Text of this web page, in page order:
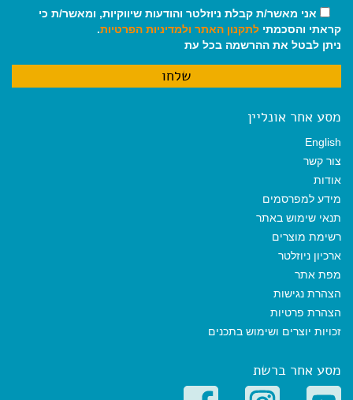
אני מאשר/ת קבלת ניוזלטר והודעות שיווקיות, ומאשר/ת כי
קראתי והסכמתי לתקנון האתר ולמדיניות הפרטיות.
ניתן לבטל את ההרשמה בכל עת
מסע אחר אונליין
English
צור קשר
אודות
מידע למפרסמים
תנאי שימוש באתר
רשימת מוצרים
ארכיון ניוזלטר
מפת אתר
הצהרת נגישות
הצהרת פרטיות
זכויות יוצרים ושימוש בתכנים
מסע אחר ברשת